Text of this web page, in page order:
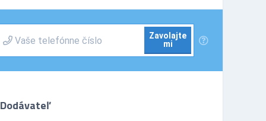
Zavolajte
mi
Dodávateľ